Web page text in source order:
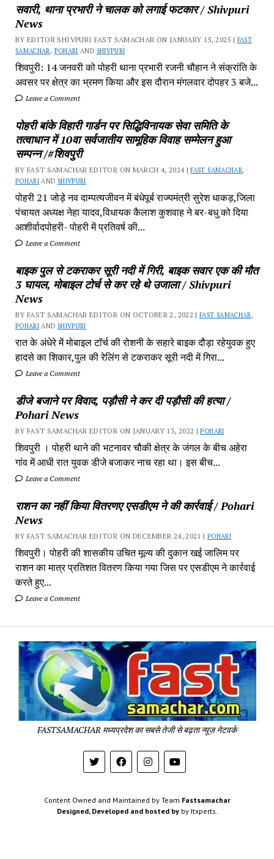
सवारी, थाना प्रभारी ने चालक को लगाई फटकार / Shivpuri
News
BY EDITOR SHIVPURI FAST SAMACHAR ON JANUARY 15, 2025 | FAST
SAMACHAR , POHARI AND SHIVPURI
शिवपुरी: 14 जनवरी को पोहरी थाना प्रभारी रजनी चौहान ने संक्रांति के
अवसर पर क्षेत्र का भ्रमण किया और इस दौरान मंगलवार दोपहर 3 बजे...
Leave a Comment
पोहरी बांके विहारी गार्डन पर सिद्धिविनायक सेवा समिति के
तत्वाधान में 10वा सर्वजातीय सामूहिक विवाह सम्मेलन हुआ
सम्पन्न /#शिवपुरी
BY FAST SAMACHAR EDITOR ON MARCH 4, 2024 |FAST SAMACHAR,
POHARI AND SHIVPURI
पोहरी 21 जोड़े नव दाम्पत्यजीवन में बंधेपूर्ब राज्यमंत्री सुरेश धाकड़,जिला
पंचायत अध्यक्ष नेहा यादव,विधायक कैलाश कुशवाह ने बर-बधु को दिया
आशीर्वादपोहरी- पोहरी में प्रतिवर्ष की...
Leave a Comment
बाइक पुल से टकराकर सूरी नदी में गिरी, बाइक सवार एक की मौत
3 घायल, मोबाइल टोर्च से कर रहे थे उजाला / Shivpuri
News
BY FAST SAMACHAR EDITOR ON OCTOBER 2, 2022 |FAST SAMACHAR ,
POHARI AND SHIVPURI
रात के अंधेरे में मोबाइल टॉर्च की रोशनी के सहारे बाइक दौड़ा रहेयुवक हुए
हादसे का शिकार,पुल की रेलिंग से टकराकर सूरी नदी में गिरा...
Leave a Comment
डीजे बजाने पर विवाद, पड़ौसी ने कर दी पड़ौसी की हत्या /
Pohari News
BY FAST SAMACHAR EDITOR ON JANUARY 13, 2022 |POHARI
शिवपुरी‎ । पोहरी थाने की भटनावर चौकी क्षेत्र‎ के जंगल के बीच अहेरा
गांव में‎ आधी रात युवक डीजे बजाकर‎ नाच रहा था। इस बीच...
Leave a Comment
राशन का नहीं किया वितरणए एसडीएम ने की कार्रवाई / Pohari
News
BY FAST SAMACHAR EDITOR ON DECEMBER 24, 2021 | POHARI
शिवपुरी। पोहरी की शासकीय उचित मूल्य की दुकान खई जालिम पर
राशन का मात्र प्रतिशत वितरण किया गया जिस पर एसडीएम ने कार्रवाई
करते हुए...
Leave a Comment
-
FASTSAMACHAR मध्यप्रदेश का सबसे तेजी से बढ़ता न्यूज़ नेटवर्क
Content Owned and Maintained by Team Fastsamachar
Designed, Developed and hosted byby Itxperts.